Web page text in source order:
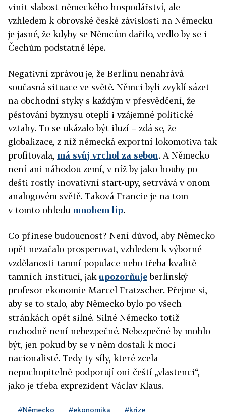
vinit slabost německého hospodářství, ale
vzhledem k obrovské české závislosti na Německu
je jasné, že kdyby se Němcům dařilo, vedlo by se i
Čechům podstatně lépe.
Negativní zprávou je, že Berlínu nenahrává
současná situace ve světě. Němci byli zvyklí sázet
na obchodní styky s každým v přesvědčení, že
pěstování byznysu oteplí i vzájemné politické
vztahy. To se ukázalo být iluzí – zdá se, že
globalizace, z níž německá exportní lokomotiva tak
profitovala, má svůj vrchol za sebou. A Německo
není ani náhodou zemí, v níž by jako houby po
dešti rostly inovativní start-upy, setrvává v onom
analogovém světě. Taková Francie je na tom
v tomto ohledu mnohem líp.
Co přinese budoucnost? Není důvod, aby Německo
opět nezačalo prosperovat, vzhledem k výborné
vzdělanosti tamní populace nebo třeba kvalitě
tamních institucí, jakupozorňujeberlínský
profesor ekonomie Marcel Fratzscher. Přejme si,
aby se to stalo, aby Německo bylo po všech
stránkách opět silné. Silné Německo totiž
rozhodně není nebezpečné. Nebezpečné by mohlo
být, jen pokud by se v něm dostali k moci
nacionalisté. Tedy ty síly, které zcela
nepochopitelně podporují oni čeští „vlastenci“,
jako je třeba exprezident Václav Klaus.
#Německo #ekonomika #krize